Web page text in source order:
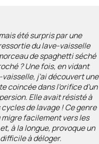
été surpris par une
du lave-vaisselle
de spaghetti séché
? Une fois, en vidant
j’ai découvert une
coincée dans l’orifice d’un
Elle avait résisté à
de lavage ! Ce genre
migre facilement vers les
à la longue, provoque un
à déloger.